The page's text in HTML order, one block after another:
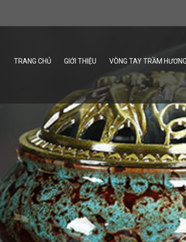
TRANG CHỦ GIỚI THIỆU VÒNG TAY TRẦM HƯƠNG